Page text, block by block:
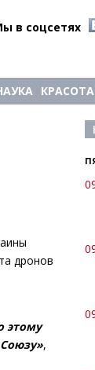
в соцсетях
дронов
этому
,